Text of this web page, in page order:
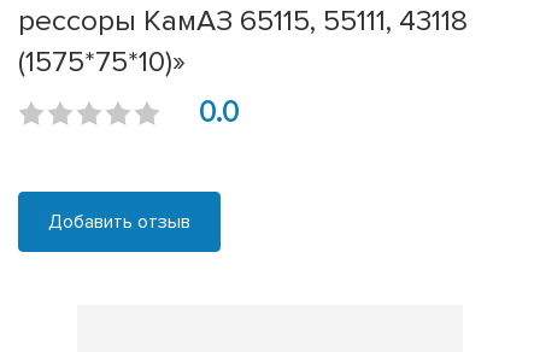
рессоры КамАЗ 65115, 55111, 43118
(1575*75*10)»
0.0
Добавить отзыв